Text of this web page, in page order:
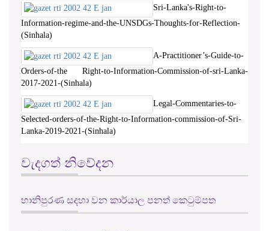
Sri-Lanka's-Right-to-
Information-regime-and-the-UNSDGs-Thoughts-for-Reflection-
(Sinhala)
A-Practitioner’s-Guide-to-
Orders-of-the Right-to-Information-Commission-of-sri-Lanka-
2017-2021-(Sinhala)
Legal-Commentaries-to-
Selected-orders-of-the-Right-to-Information-commission-of-Sri-
Lanka-2019-2021-(Sinhala)
වැදගත් නිවේදන
හානිපුරණ සදහා වන කාර්යාල පනත් කෙටුම්පත